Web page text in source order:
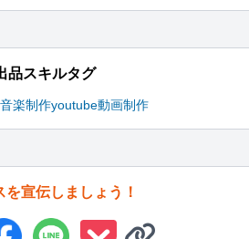
品スキルタグ
音楽制作youtube動画制作
を宣伝しましょう！